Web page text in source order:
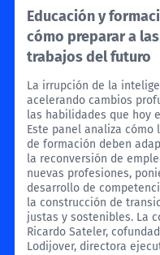
Educación y
cómo preparar a
trabajos del futuro
La irrupción de la
acelerando cambios
las habilidades que hoy
Este panel analiza
de formación deben
la reconversión de
nuevas profesiones,
desarrollo de
la construcción de
justas y sostenibles. La
Ricardo Sateler,
Lodijover, directora